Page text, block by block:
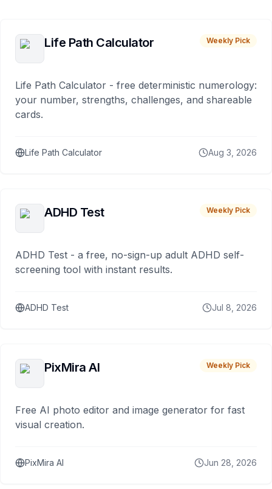
Life Path Calculator Weekly Pick
Life Path Calculator - free deterministic numerology:
your number, strengths, challenges, and shareable
cards.
Life Path Calculator Aug 3, 2026
ADHD Test Weekly Pick
ADHD Test - a free, no-sign-up adult ADHD self-
screening tool with instant results.
ADHD Test Jul 8, 2026
PixMira AI Weekly Pick
Free AI photo editor and image generator for fast
visual creation.
PixMira AI Jun 28, 2026